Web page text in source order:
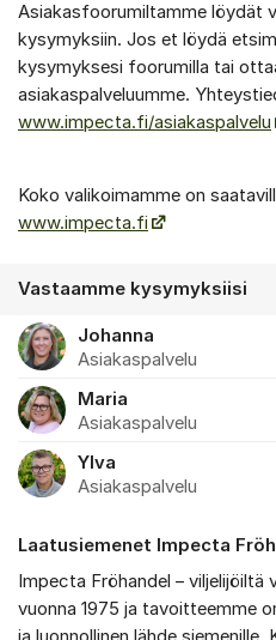
Asiakasfoorumiltamme löydät
kysymyksiin. Jos et löydä
kysymyksesi foorumilla tai
asiakaspalveluumme.
www.impecta.fi/asiakaspalvelu
Koko valikoimamme on
www.impecta.fi
Vastaamme kysymyksiisi
Johanna
Asiakaspalvelu
Maria
Asiakaspalvelu
Ylva
Asiakaspalvelu
Laatusiemenet Impecta
Impecta Fröhandel – viljelijöiltä
vuonna 1975 ja tavoitteemme